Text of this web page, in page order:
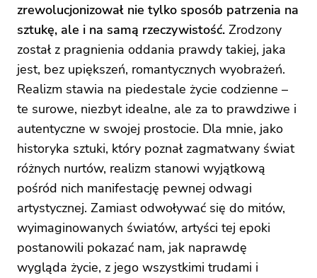
zrewolucjonizował nie tylko sposób patrzenia na
sztukę, ale i na samą rzeczywistość. Zrodzony
został z pragnienia oddania prawdy takiej, jaka
jest, bez upiększeń, romantycznych wyobrażeń.
Realizm stawia na piedestale życie codzienne –
te surowe, niezbyt idealne, ale za to prawdziwe i
autentyczne w swojej prostocie. Dla mnie, jako
historyka sztuki, który poznał zagmatwany świat
różnych nurtów, realizm stanowi wyjątkową
pośród nich manifestację pewnej odwagi
artystycznej. Zamiast odwoływać się do mitów,
wyimaginowanych światów, artyści tej epoki
postanowili pokazać nam, jak naprawdę
wygląda życie, z jego wszystkimi trudami i